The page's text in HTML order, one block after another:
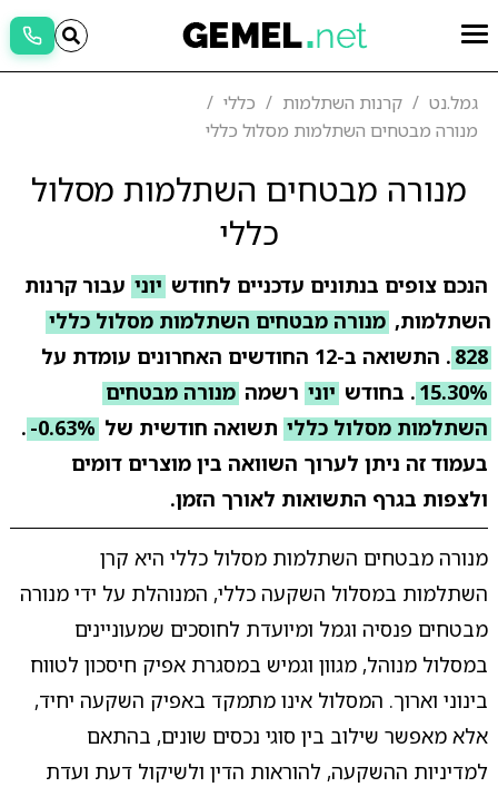
גמל.נט קרנות השתלמות
כללי
מנורה מבטחים השתלמות מסלול כללי
מנורה מבטחים השתלמות מסלול
כללי
הנכם צופים בנתונים עדכניים לחודש יוני עבור קרנות
השתלמות, מנורה מבטחים השתלמות מסלול כללי
828 . התשואה ב-12 החודשים האחרונים עומדת על
15.30% . בחודש יוני רשמה מנורה מבטחים
השתלמות מסלול כללי תשואה חודשית של -0.63%
.
בעמוד זה ניתן לערוך השוואה בין מוצרים דומים
ולצפות בגרף התשואות לאורך הזמן.
מנורה מבטחים השתלמות מסלול כללי היא קרן
השתלמות במסלול השקעה כללי, המנוהלת על ידי מנורה
מבטחים פנסיה וגמל ומיועדת לחוסכים שמעוניינים
במסלול מנוהל, מגוון וגמיש במסגרת אפיק חיסכון לטווח
בינוני וארוך. המסלול אינו מתמקד באפיק השקעה יחיד,
אלא מאפשר שילוב בין סוגי נכסים שונים, בהתאם
למדיניות ההשקעה, להוראות הדין ולשיקול דעת ועדת